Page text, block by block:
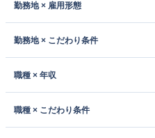
勤務地 × 雇用形態
勤務地 × こだわり条件
職種 × 年収
職種 × こだわり条件